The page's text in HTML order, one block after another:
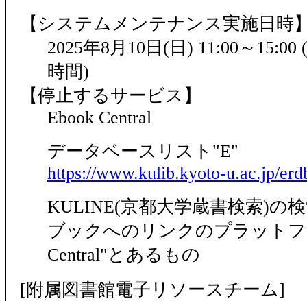
【システムメンテナンス実施日時
2025年8月10日(日) 11:00～
時間)
【停止するサービス】
Ebook Central
データベースリスト"E"
https://www.kulib.kyoto-u.ac.jp/
KULINE(京都大学蔵書検索)の
ブックへのリンクのプラット
Central"とあるもの
[附属図書館電子リソースチーム]